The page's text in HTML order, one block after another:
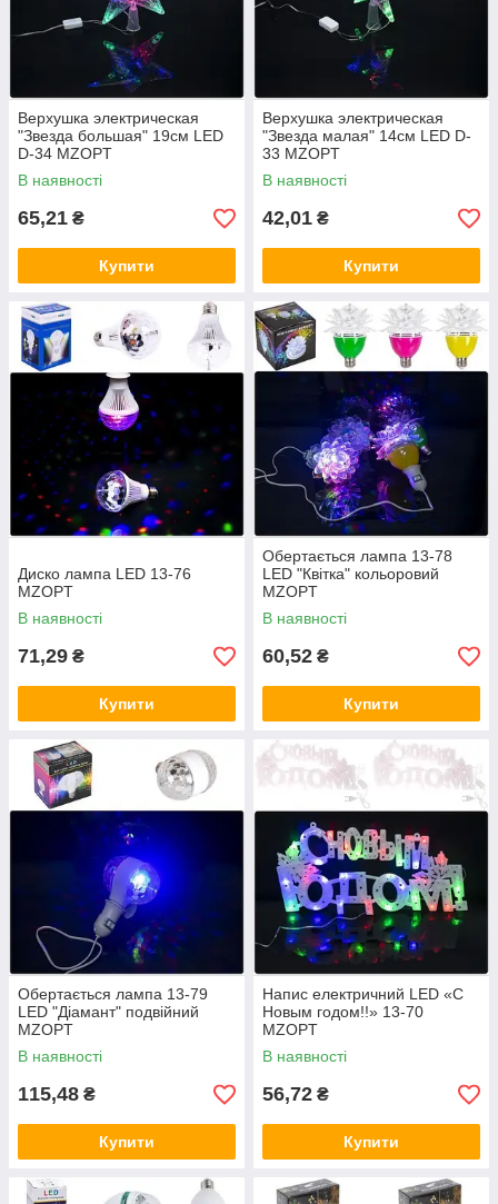
Верхушка электрическая
"Звезда большая" 19см LED
D-34 MZOPT
В наявності
65,21 ₴
Купити
Верхушка электрическая
"Звезда малая" 14см LED D-
33 MZOPT
В наявності
42,01 ₴
Купити
Диско лампа LED 13-76
MZOPT
В наявності
71,29 ₴
Купити
Обертається лампа 13-78
LED "Квітка" кольоровий
MZOPT
В наявності
60,52 ₴
Купити
Обертається лампа 13-79
LED "Діамант" подвійний
MZOPT
В наявності
115,48 ₴
Купити
Напис електричний LED «С
Новым годом!!» 13-70
MZOPT
В наявності
56,72 ₴
Купити